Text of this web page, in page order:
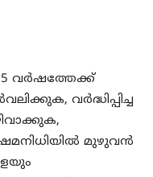
വര്‍ഷത്തേക്ക്
വര്‍ദ്ധിപ്പിച്ച
മുഴുവന്‍